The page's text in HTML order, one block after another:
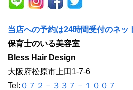
当店への予約は24時間受付のネッ
保育士のいる美容室
Bless Hair Design
大阪府松原市上田1-7-6
Tel: ０７２－３３７－１００７